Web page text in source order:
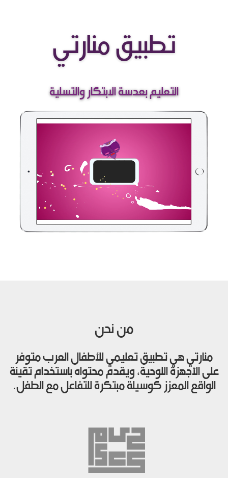
تطبيق منارتي
التعليم بعدسة الابتكار والتسلية
من نحن
منارتي هي تطبيق تعليمي للأطفال العرب متوفر
على الأجهزة اللوحية، ويقدم محتواه باستخدام تقينة
الواقع المعزز كوسيلة مبتكرة للتفاعل مع الطفل.